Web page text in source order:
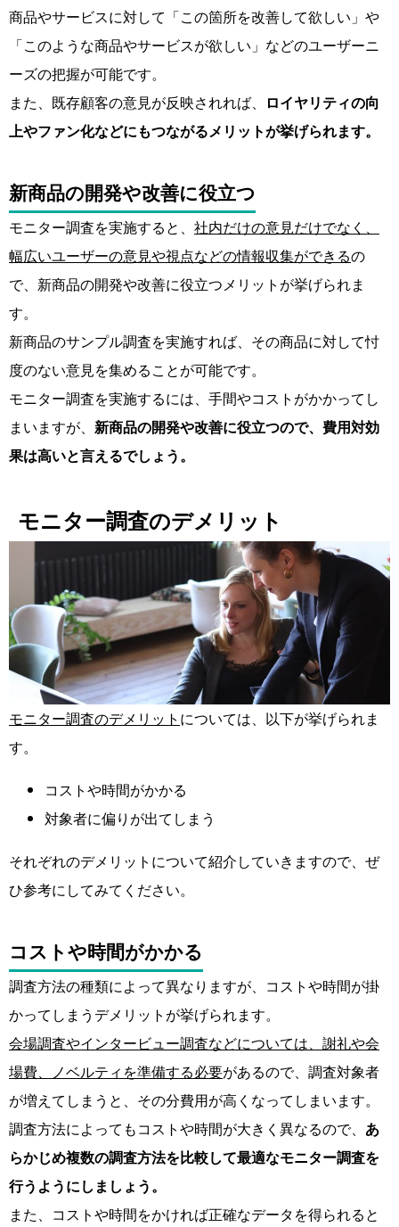
商品やサービスに対して「この箇所を改善して欲しい」や
「このような商品やサービスが欲しい」などのユーザーニ
ーズの把握が可能です。
また、既存顧客の意見が反映されれば、
ロイヤリティの向
上やファン化などにもつながるメリットが挙げられます。
新商品の開発や改善に役立つ
モニター調査を実施すると、 社内だけの意見だけでなく、
幅広いユーザーの意見や視点などの情報収集ができるの
で、新商品の開発や改善に役立つメリットが挙げられま
す。
新商品のサンプル調査を実施すれば、その商品に対して忖
度のない意見を集めることが可能です。
モニター調査を実施するには、手間やコストがかかってし
まいますが、 新商品の開発や改善に役立つので、費用対効
果は高いと言えるでしょう。
モニター調査のデメリット
モニター調査のデメリット については、以下が挙げられま
す。
コストや時間がかかる
対象者に偏りが出てしまう
それぞれのデメリットについて紹介していきますので、ぜ
ひ参考にしてみてください。
コストや時間がかかる
調査方法の種類によって異なりますが、コストや時間が掛
かってしまうデメリットが挙げられます。
会場調査やインタービュー調査などについては、謝礼や会
場費、ノベルティを準備する必要があるので、調査対象者
が増えてしまうと、その分費用が高くなってしまいます。
調査方法によってもコストや時間が大きく異なるので、 あ
らかじめ複数の調査方法を比較して最適なモニター調査を
行うようにしましょう。
また、コストや時間をかければ正確なデータを得られると